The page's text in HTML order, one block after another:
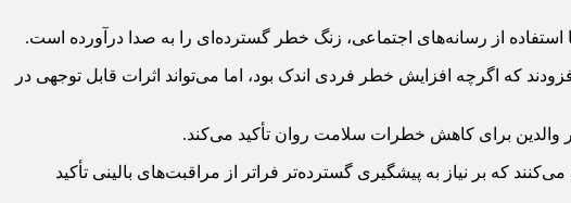
از رسانه‌های اجتماعی، زنگ خطر گسترده‌ای را به صدا درآورده است.
مشاهده شد. آنها افزودند که اگرچه افزایش خطر فردی اندک بود، اما می‌تواند اثرات قابل توجهی در
والدین برای کاهش خطرات سلامت روان تأکید می‌کند.
که بر نیاز به پیشگیری گسترده‌تر فراتر از مراقبت‌های بالینی تأکید